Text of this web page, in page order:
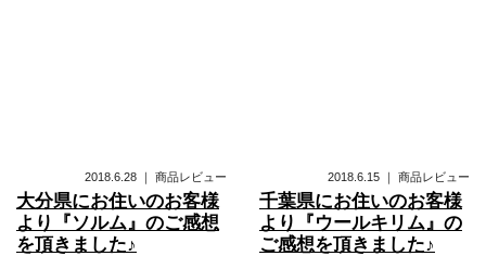
2018.6.28 ｜ 商品レビュー
大分県にお住いのお客様
より『ソルム』のご感想
を頂きました♪
2018.6.15 ｜ 商品レビュー
千葉県にお住いのお客様
より『ウールキリム』の
ご感想を頂きました♪